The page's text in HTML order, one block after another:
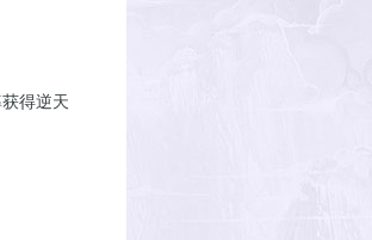
得逆天